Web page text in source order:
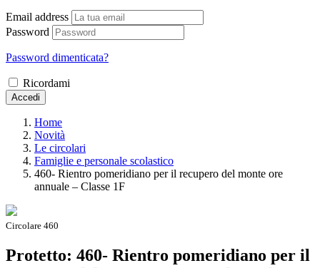
Email address
Password
Password dimenticata?
Ricordami
Accedi
Home
Novità
Le circolari
Famiglie e personale scolastico
460- Rientro pomeridiano per il recupero del monte ore
annuale – Classe 1F
Circolare 460
Protetto: 460- Rientro pomeridiano per il